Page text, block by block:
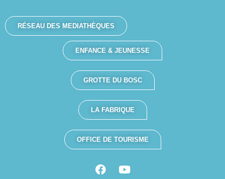
RÉSEAU DES MEDIATHÈQUES
ENFANCE & JEUNESSE
GROTTE DU BOSC
LA FABRIQUE
OFFICE DE TOURISME